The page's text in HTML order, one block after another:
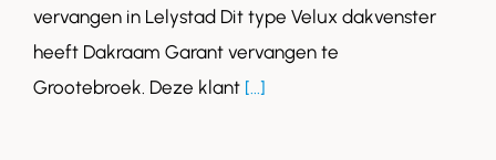
vervangen in Lelystad Dit type Velux dakvenster
heeft Dakraam Garant vervangen te
Grootebroek. Deze klant [...]